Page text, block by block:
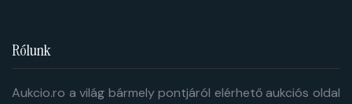
Rólunk
Aukcio.ro a világ bármely pontjáról elérhető aukciós oldal